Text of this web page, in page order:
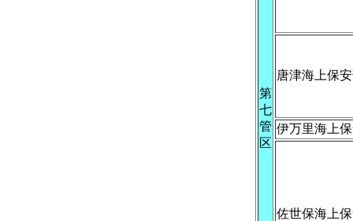
第
七
管
区
唐津海上保
伊万里海上
佐世保海上